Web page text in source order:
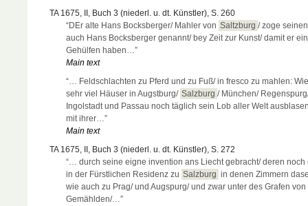
TA 1675, II, Buch 3 (niederl. u. dt. Künstler), S. 260
“DEr alte Hans Bocksberger/ Mahler von Saltzburg / zoge
auch Hans Bocksberger genannt/ bey Zeit zur Kunst/ damit er
Gehülfen haben…”
Main text
“… Feldschlachten zu Pferd und zu Fuß/ in fresco zu mahlen:
sehr viel Häuser in Augstburg/ Salzburg / München/
Ingolstadt und Passau noch täglich sein Lob aller Welt
mit ihrer…”
Main text
TA 1675, II, Buch 3 (niederl. u. dt. Künstler), S. 272
“… durch seine eigne invention ans Liecht gebracht/ deren noch
in der Fürstlichen Residenz zu Salzburg in denen Zimmern
wie auch zu Prag/ und Augspurg/ und zwar unter des Grafen von
Gemählden/…”